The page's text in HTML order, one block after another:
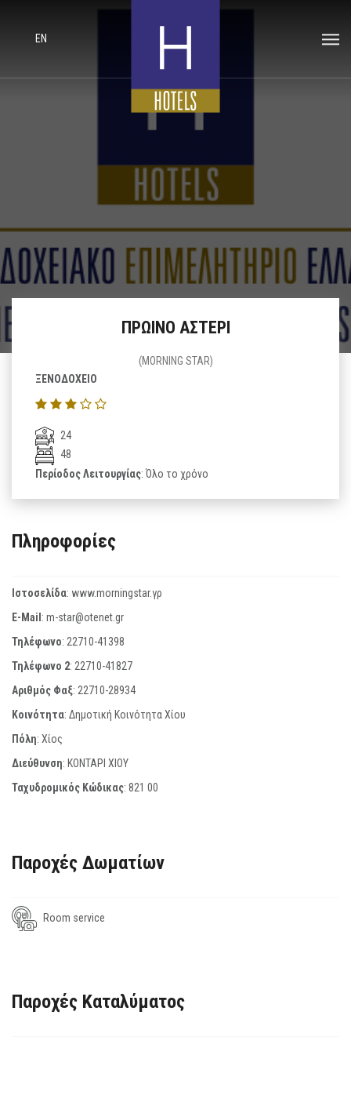
EN
ΠΡΩΙΝΟ ΑΣΤΕΡΙ
(MORNING STAR)
ΞΕΝΟΔΟΧΕΙΟ
24
48
Περίοδος Λειτουργίας: Όλο το χρόνο
Πληροφορίες
Ιστοσελίδα: www.morningstar.γρ
E-Mail: m-star@otenet.gr
Τηλέφωνο: 22710-41398
Τηλέφωνο 2: 22710-41827
Αριθμός Φαξ: 22710-28934
Κοινότητα: Δημοτική Κοινότητα Χίου
Πόλη: Χίος
Διεύθυνση: ΚΟΝΤΑΡΙ ΧΙΟΥ
Ταχυδρομικός Κώδικας: 821 00
Παροχές Δωματίων
Room service
Παροχές Καταλύματος